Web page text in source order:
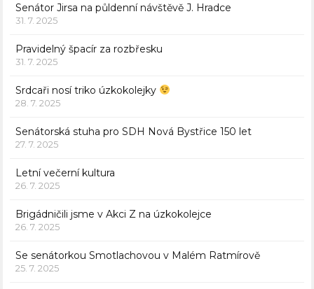
Senátor Jirsa na půldenní návštěvě J. Hradce
31. 7. 2025
Pravidelný špacír za rozbřesku
31. 7. 2025
Srdcaři nosí triko úzkokolejky
28. 7. 2025
Senátorská stuha pro SDH Nová Bystřice 150 let
27. 7. 2025
Letní večerní kultura
26. 7. 2025
Brigádničili jsme v Akci Z na úzkokolejce
26. 7. 2025
Se senátorkou Smotlachovou v Malém Ratmírově
25. 7. 2025